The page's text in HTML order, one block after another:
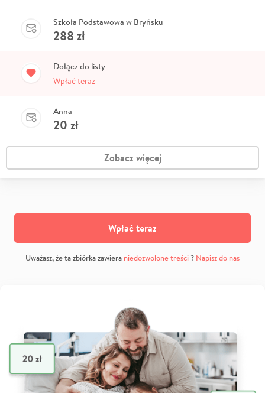
Szkoła Podstawowa w Bryńsku
288 zł
Dołącz do listy
Wpłać teraz
Anna
20 zł
Zobacz więcej
Wpłać teraz
Uważasz, że ta zbiórka zawiera niedozwolone treści? Napisz do nas